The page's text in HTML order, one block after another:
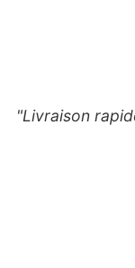
"Livraison